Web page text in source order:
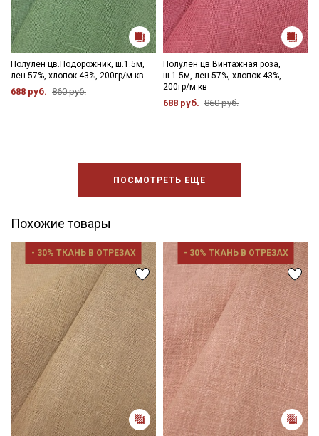
Полулен цв.Подорожник, ш.1.5м,
лен-57%, хлопок-43%, 200гр/м.кв
688 руб. 860 руб.
Полулен цв.Винтажная роза,
ш.1.5м, лен-57%, хлопок-43%,
200гр/м.кв
688 руб. 860 руб.
ПОСМОТРЕТЬ ЕЩЕ
Похожие товары
- 30% ТКАНЬ В ОТРЕЗАХ - 30% ТКАНЬ В ОТРЕЗАХ